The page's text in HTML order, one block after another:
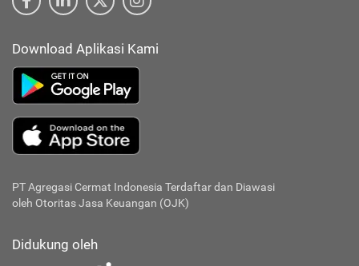
Download Aplikasi Kami
PT Agregasi Cermat Indonesia Terdaftar dan Diawasi
oleh Otoritas Jasa Keuangan (OJK)
Didukung oleh